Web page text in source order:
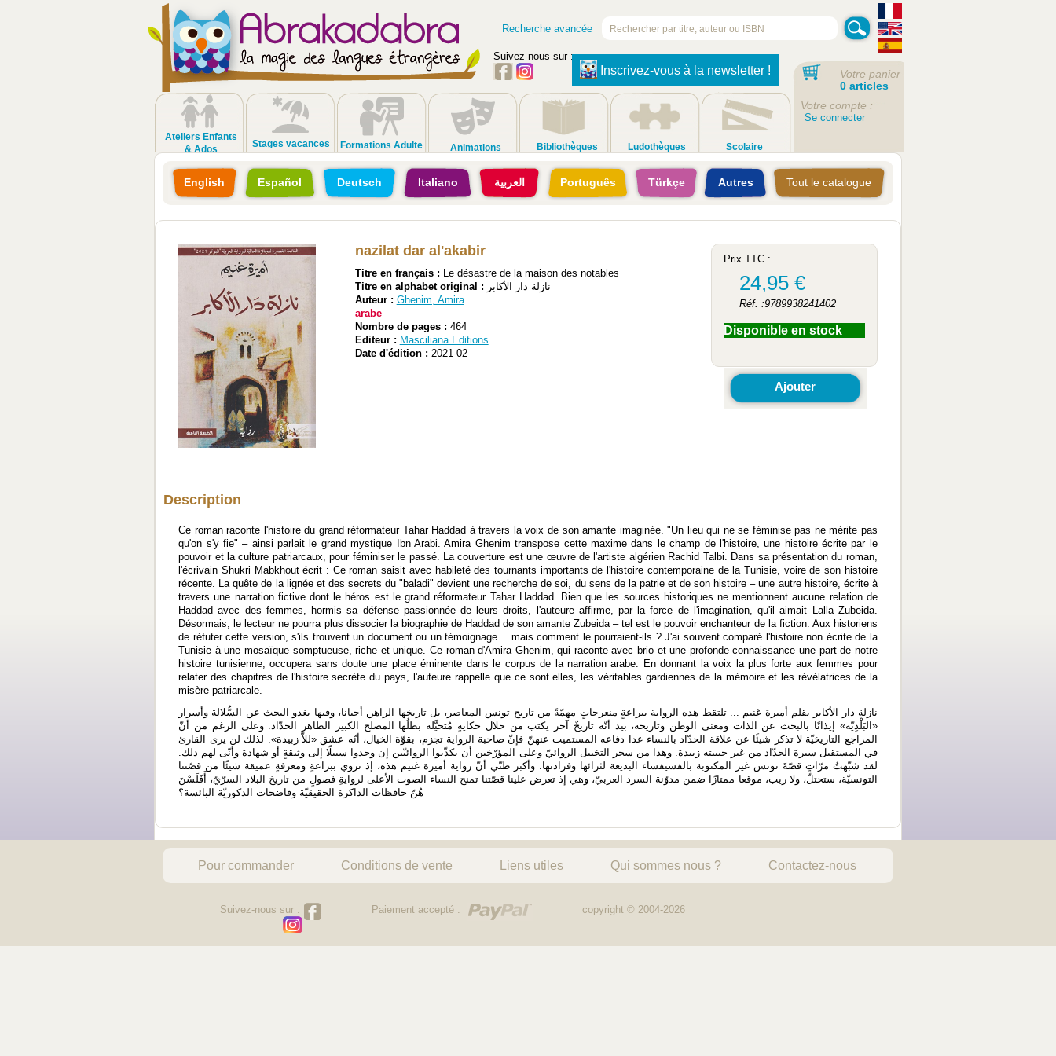
Recherche avancée
Suivez-nous sur :
Inscrivez-vous à la newsletter !
Ateliers Enfants
& Ados
Stages vacances Formations Adulte Animations Bibliothèques Ludothèques Scolaire
Votre panier
0 articles
Votre compte :
Se connecter
English Español Deutsch Italiano العربية Português Türkçe Autres Tout le catalogue
nazilat dar al'akabir
Titre en français : Le désastre de la maison des notables
Titre en alphabet original : نازلة دار الأكابر
Auteur : Ghenim, Amira
arabe
Nombre de pages : 464
Editeur : Masciliana Editions
Date d'édition : 2021-02
Prix TTC :
24,95 €
Réf. :9789938241402
Disponible en stock
Ajouter
Description
Ce roman raconte l'histoire du grand réformateur Tahar Haddad à travers la voix de son amante imaginée. "Un lieu qui ne se féminise pas ne mérite pas
qu'on s'y fie" – ainsi parlait le grand mystique Ibn Arabi. Amira Ghenim transpose cette maxime dans le champ de l'histoire, une histoire écrite par le
pouvoir et la culture patriarcaux, pour féminiser le passé. La couverture est une œuvre de l'artiste algérien Rachid Talbi. Dans sa présentation du roman,
l'écrivain Shukri Mabkhout écrit : Ce roman saisit avec habileté des tournants importants de l'histoire contemporaine de la Tunisie, voire de son histoire
récente. La quête de la lignée et des secrets du "baladi" devient une recherche de soi, du sens de la patrie et de son histoire – une autre histoire, écrite à
travers une narration fictive dont le héros est le grand réformateur Tahar Haddad. Bien que les sources historiques ne mentionnent aucune relation de
Haddad avec des femmes, hormis sa défense passionnée de leurs droits, l'auteure affirme, par la force de l'imagination, qu'il aimait Lalla Zubeida.
Désormais, le lecteur ne pourra plus dissocier la biographie de Haddad de son amante Zubeida – tel est le pouvoir enchanteur de la fiction. Aux historiens
de réfuter cette version, s'ils trouvent un document ou un témoignage… mais comment le pourraient-ils ? J'ai souvent comparé l'histoire non écrite de la
Tunisie à une mosaïque somptueuse, riche et unique. Ce roman d'Amira Ghenim, qui raconte avec brio et une profonde connaissance une part de notre
histoire tunisienne, occupera sans doute une place éminente dans le corpus de la narration arabe. En donnant la voix la plus forte aux femmes pour
relater des chapitres de l'histoire secrète du pays, l'auteure rappelle que ce sont elles, les véritables gardiennes de la mémoire et les révélatrices de la
misère patriarcale.
نازلة دار الأكابر بقلم أميرة غنيم ... تلتقط هذه الرواية ببراعةٍ منعرجاتٍ مهمّةً من تاريخ تونس المعاصر، بل تاريخها الراهن أحيانا، وفيها يغدو البحث عن السُّلالة وأسرار
«البَلْدِيّة» إيذانًا بالبحث عن الذات ومعنى الوطن وتاريخه، بيد أنّه تاريخٌ آخر يكتب من خلال حكايةٍ مُتخيَّلة بطلُها المصلح الكبير الطاهر الحدّاد. وعلى الرغم من أنّ
المراجع التاريخيّة لا تذكر شيئًا عن علاقة الحدّاد بالنساء عدا دفاعه المستميت عنهنّ فإنّ صاحبة الرواية تجزم، بقوّة الخيال، أنّه عشق «للاّ زبيدة». لذلك لن يرى القارئ
في المستقبل سيرةَ الحدّاد من غير حبيبته زبيدة. وهذا من سحر التخييل الروائيّ وعلى المؤرّخين أن يكذّبوا الروائيّين إن وجدوا سبيلًا إلى وثيقةٍ أو شهادة وأنّى لهم ذلك.
لقد شبّهتُ مرّاتٍ قصّةَ تونس غير المكتوبة بالفسيفساء البديعة لثرائها وفرادتها. وأكبر ظنّي أنّ رواية أميرة غنيم هذه، إذ تروي ببراعةٍ ومعرفةٍ عميقة شيئًا من قصّتنا
التونسيّة، ستحتلّ، ولا ريب، موقعا ممتازًا ضمن مدوّنة السرد العربيّ، وهي إذ تعرض علينا قصّتنا تمنح النساء الصوت الأعلى لروايةِ فصولٍ من تاريخ البلاد السرّيّ، أَفَلَسْنَ
هُنّ حافظات الذاكرة الحقيقيّة وفاضحات الذكوريّة البائسة؟
Pour commander Conditions de vente Liens utiles Qui sommes nous ? Contactez-nous
Suivez-nous sur : Paiement accepté : copyright © 2004-2026